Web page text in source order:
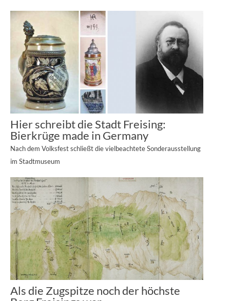
Hier schreibt die Stadt Freising:
Bierkrüge made in Germany
Nach dem Volksfest schließt die vielbeachtete Sonderausstellung
im Stadtmuseum
Als die Zugspitze noch der höchste